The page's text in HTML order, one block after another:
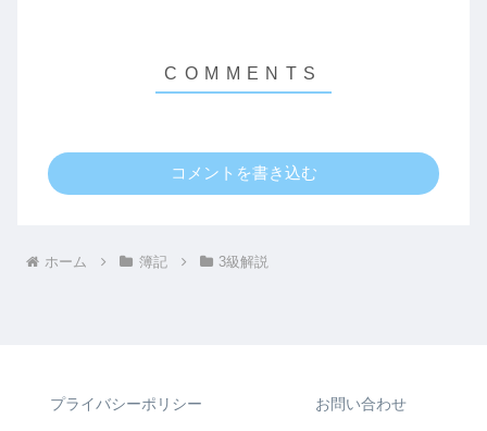
コメントを書き込む
ホーム 簿記 3級解説
プライバシーポリシー お問い合わせ